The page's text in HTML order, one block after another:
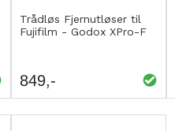
Trådløs Fjernutløser til
Fujifilm - Godox XPro-F
Kjøp
LEGG
849